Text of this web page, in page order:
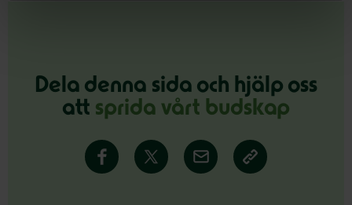
Dela denna sida och hjälp oss
att sprida vårt budskap